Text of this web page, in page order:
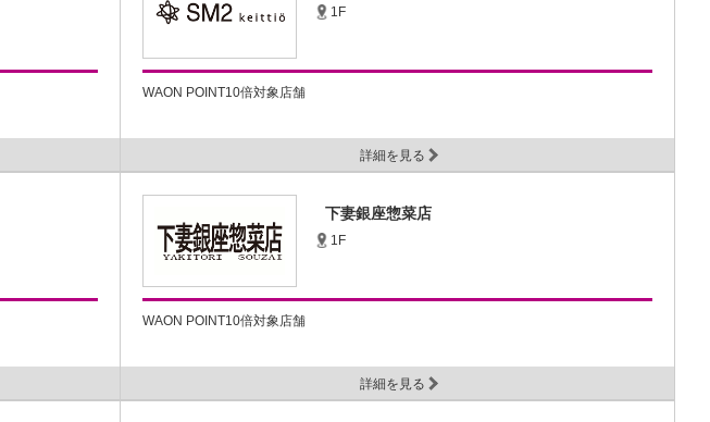
1F
WAON POINT10倍対象店舗
詳細を見る
下妻銀座惣菜店
1F
WAON POINT10倍対象店舗
詳細を見る